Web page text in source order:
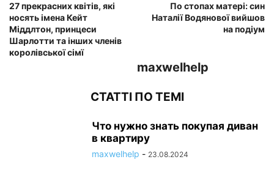
27 прекрасних квітів, які
носять імена Кейт
Міддлтон, принцеси
Шарлотти та інших членів
королівської сімї
По стопах матері: син
Наталії Водянової вийшов
на подіум
maxwelhelp
СТАТТІ ПО ТЕМІ
Что нужно знать покупая диван
в квартиру
maxwelhelp - 23.08.2024